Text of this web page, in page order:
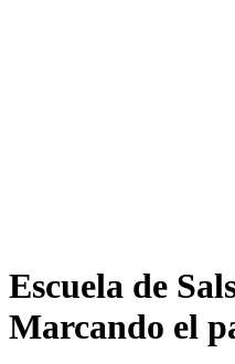
Escuela de
Marcando el